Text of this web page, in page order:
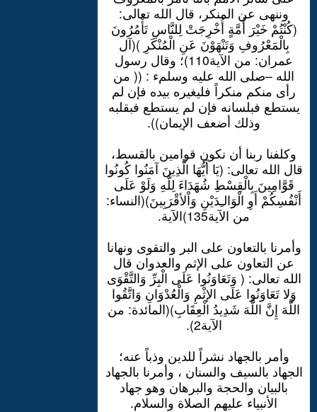
وننهى عن المنكر، قال الله تعالى:
(كُنْتُمْ خَيْرَ أُمَّةٍ أُخْرِجَتْ لِلنَّاسِ تَأْمُرُونَ
بِالْمَعْرُوفِ وَتَنْهَوْنَ عَنِ الْمُنْكَرِ )(آل
عمران: من الآية110)؛ وقال رسول
الله –صلى الله عليه وسلمء : (( من
رأى منكم منكراً فليغيره بيده فإن لم
يستطع فبلسانه فإن لم يستطع فبقلبه
وذلك أضعف الإيمان)).
وكلفنا ربنا أن نكون قوامين بالقسط،
قال الله تعالى: (يَا أَيُّهَا الَّذِينَ آمَنُوا كُونُوا
قَوَّامِينَ بِالْقِسْطِ شُهَدَاءَ لِلَّهِ وَلَوْ عَلَى
أَنْفُسِكُمْ أَوِ الْوَالـِدَيْنِ وَاْلأقْرَبِينَ)(النساء:
من الآية135)الآية.
وأمرنا بالتعاون على البر والتقوى ونهانا
عن التعاون على الإثم والعدوان قال
الله تعالى: ( وَتَعَاوَنُوا عَلَى الْبِرِّ وَالتَّقْوَى
وَلا تَعَاوَنُوا عَلَى الإثْمِ وَالْعُدْوَانِ وَاتَّقُوا
اللَّهَ إِنَّ اللَّهَ شَدِيدُ الْعِقَابِ)(المائدة: من
الآية2).
وأمر بالجهاد نشراً للدين وذباً عنه؛
الجهاد بالسيف والسنان ، وأمرنا بالجهاد
بالبيان والحجة والبرهان وهو جهاد
الأنبياء عليهم الصلاة والسلام.